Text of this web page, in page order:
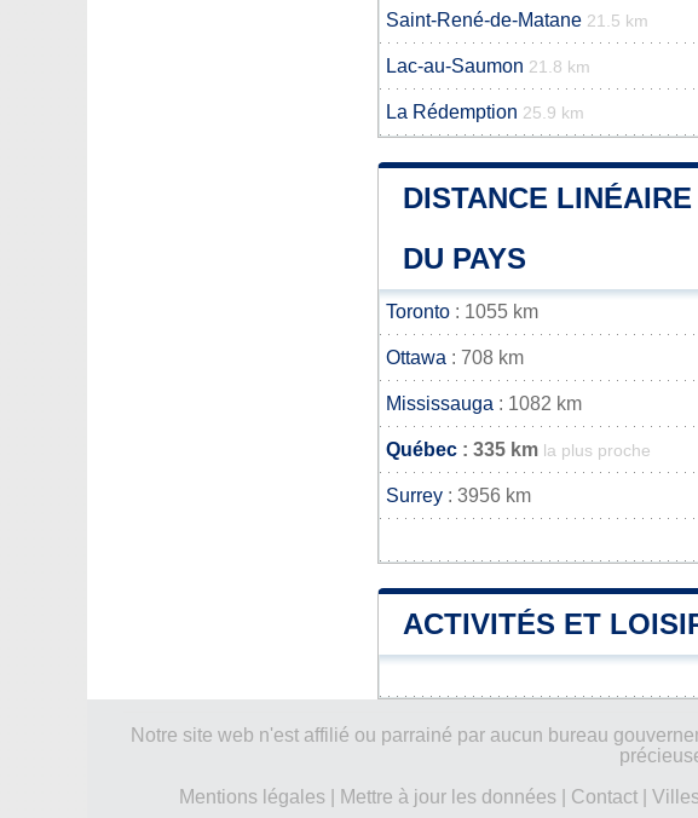
Saint-René-de-Matane 21.5 km
Lac-au-Saumon 21.8 km
La Rédemption 25.9 km
DISTANCE
DU PAYS
Toronto : 1055 km
Ottawa : 708 km
Mississauga : 1082 km
Québec : 335 km la plus proche
Surrey : 3956 km
ACTIVITÉS ET
Notre site web n'est affilié ou parrainé par aucun bureau
Mentions légales| Mettre à jour les données| Contact|